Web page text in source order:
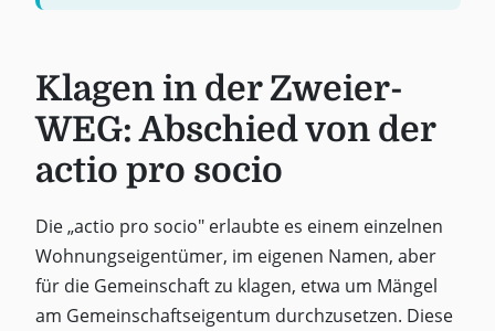
Klagen in der Zweier-
WEG: Abschied von der
actio pro socio
Die „actio pro socio" erlaubte es einem einzelnen
Wohnungseigentümer, im eigenen Namen, aber
für die Gemeinschaft zu klagen, etwa um Mängel
am Gemeinschaftseigentum durchzusetzen. Diese